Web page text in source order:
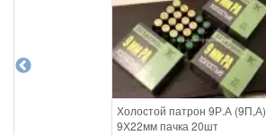
Холостой патрон 9Р.А (9П,А)
9Х22мм пачка 20шт